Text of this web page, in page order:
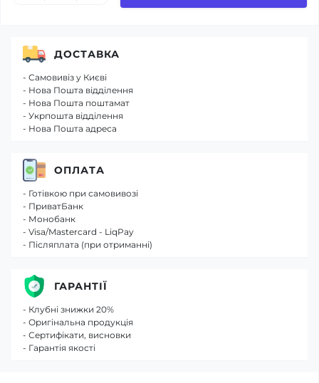
ДОСТАВКА
- Самовивіз у Києві
- Нова Пошта відділення
- Нова Пошта поштамат
- Укрпошта відділення
- Нова Пошта адреса
ОПЛАТА
- Готівкою при самовивозі
- ПриватБанк
- Монобанк
- Visa/Mastercard - LiqPay
- Післяплата (при отриманні)
ГАРАНТІЇ
- Клубні знижки 20%
- Оригінальна продукція
- Сертифікати, висновки
- Гарантія якості